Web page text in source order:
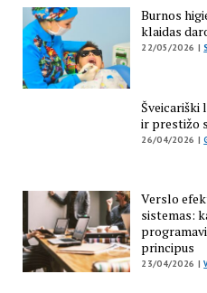
Burnos
klaidas
22/05/2026 |
Šveicariški
ir prestižo
26/04/2026 |
Verslo
sistemas:
principus
23/04/2026 |